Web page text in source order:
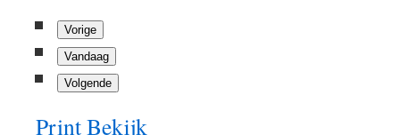
Vorige
Vandaag
Volgende
PrintBekijk